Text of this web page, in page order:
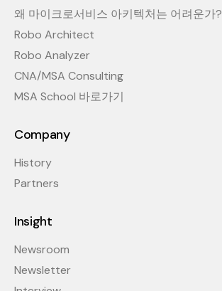
왜 마이크로서비스 아키텍처는 어려운가?
Robo Architect
Robo Analyzer
CNA/MSA Consulting
MSA School 바로가기
Company
History
Partners
Insight
Newsroom
Newsletter